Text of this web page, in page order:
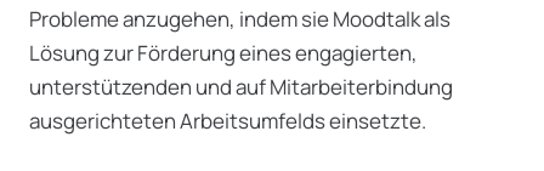
Probleme anzugehen, indem sie Moodtalk als
Lösung zur Förderung eines engagierten,
unterstützenden und auf Mitarbeiterbindung
ausgerichteten Arbeitsumfelds einsetzte.